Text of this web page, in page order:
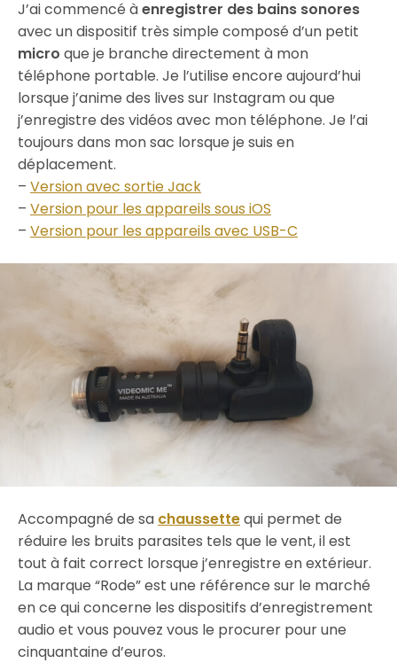
J’ai commencé àenregistrer des bains sonores
avec un dispositif très simple composé d’un petit
micro que je branche directement à mon
téléphone portable. Je l’utilise encore aujourd’hui
lorsque j’anime des lives sur Instagram ou que
j’enregistre des vidéos avec mon téléphone. Je l’ai
toujours dans mon sac lorsque je suis en
déplacement.
– Version avec sortie Jack
– Version pour les appareils sous iOS
– Version pour les appareils avec USB-C
Accompagné de sa chaussettequi permet de
réduire les bruits parasites tels que le vent, il est
tout à fait correct lorsque j’enregistre en extérieur.
La marque “Rode” est une référence sur le marché
en ce qui concerne les dispositifs d’enregistrement
audio et vous pouvez vous le procurer pour une
cinquantaine d’euros.